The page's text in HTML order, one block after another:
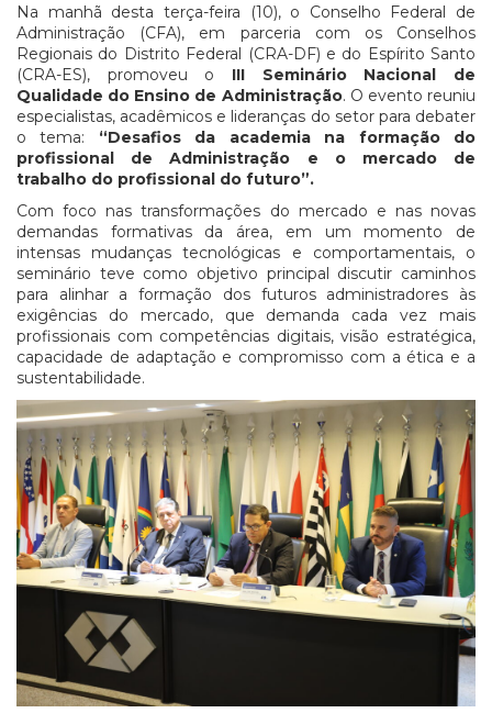
Na manhã desta terça-feira (10), o Conselho Federal de
Administração (CFA), em parceria com os Conselhos
Regionais do Distrito Federal (CRA-DF) e do Espírito Santo
(CRA-ES), promoveu o III Seminário Nacional de
Qualidade do Ensino de Administração. O evento reuniu
especialistas, acadêmicos e lideranças do setor para debater
o tema: “Desafios da academia na formação do
profissional de Administração e o mercado de
trabalho do profissional do futuro”.
Com foco nas transformações do mercado e nas novas
demandas formativas da área, em um momento de
intensas mudanças tecnológicas e comportamentais, o
seminário teve como objetivo principal discutir caminhos
para alinhar a formação dos futuros administradores às
exigências do mercado, que demanda cada vez mais
profissionais com competências digitais, visão estratégica,
capacidade de adaptação e compromisso com a ética e a
sustentabilidade.